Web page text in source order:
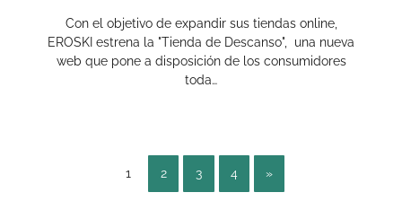
Con el objetivo de expandir sus tiendas online,
EROSKI estrena la "Tienda de Descanso", una nueva
web que pone a disposición de los consumidores
toda…
1 2 3 4 »